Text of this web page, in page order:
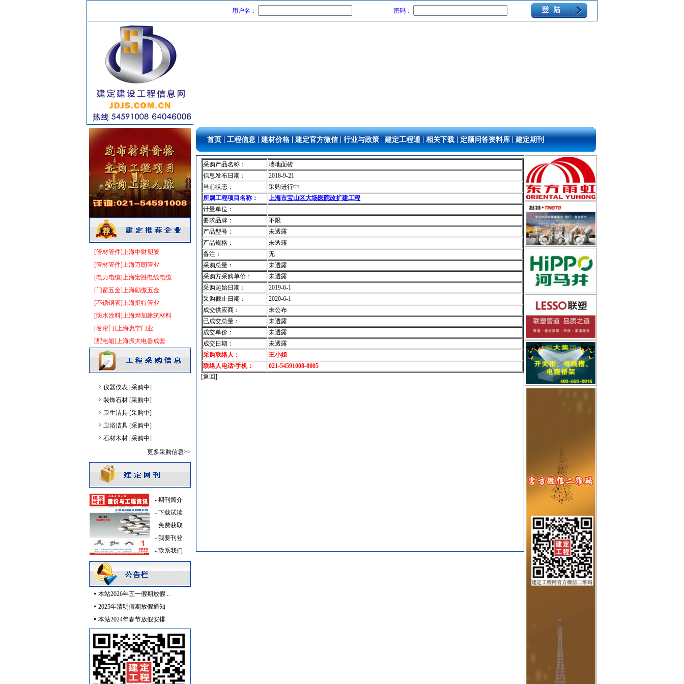
用户名： 密码：
[管材管件]上海中财塑胶
[管材管件]上海万朗管业
[电力电缆]上海宏胜电线电缆
[门窗五金]上海励傲五金
[不锈钢管]上海挺特管业
[防水涂料]上海烨加建筑材料
[卷帘门]上海惠宁门业
[配电箱]上海振大电器成套
防水防腐 [采购中]
书桌家具景观绿化
电线电缆 [采购中]
防雷接地 [采购中]
管材管件 [采购中]
消防工程 [采购中]
石材木材 [采购中]
供水设备 [采购中]
PVC窗帘 [采购中]
卫生洁具 [采购中]
及各种防火器材 [采购中]
家具饰材 [采购中]
室内给排水 [采购中]
抛光砖石 [采购中]
消防水泵接合器 [采购中]
二头隔栅射灯 [采购中]
油漆涂料 [采购中]
空调设备 [采购中]
管材管件 [采购中]
门窗玻璃 [采购中]
管材管件 [采购中]
低压电器 [采购中]
门窗玻璃 [采购中]
陶瓷制品 [采购中]
外墙装饰 [采购中]
陶瓷制品 [采购中]
高级地砖 [采购中]
工控电器 [采购中]
仪器仪表 [采购中]
装饰石材 [采购中]
卫生洁具 [采购中]
卫浴洁具 [采购中]
石材木材 [采购中]
稳压泵
[采购中]
变频给水设备 [采购中]
铝扣版 [采购中]
消防设施 [采购中]
防水防腐 [采购中]
墙地面砖 [采购中]
吸顶灯 [采购中]
消防泵 [采购中]
光源灯具 [采购中]
高压电器 [采购中]
防水防腐 [采购中]
玻璃幕墙 [采购中]
书桌家具景观绿化 [采购中]
电线电缆 [采购中]
更多采购信息>>
- 期刊简介
- 下载试读
- 免费获取
- 我要刊登
- 联系我们
本站2026年五一假期放假...
2025年清明假期放假通知
本站2024年春节放假安排
首页 工程信息 建材价格 建定官方微信 行业与政策 建定工程通 相关下载 定额问答资料库 建定期刊
采购产品名称：
墙地面砖
信息发布日期：
2018-9-21
当前状态：
采购进行中
所属工程项目名称：
上海市宝山区大场医院改扩建工程
计量单位：
要求品牌：
不限
产品型号：
未透露
产品规格：
未透露
备注：
无
采购总量：
未透露
采购方采购单价：
未透露
采购起始日期：
2019-6-1
采购截止日期：
2020-6-1
成交供应商：
未公布
已成交总量：
未透露
成交单价：
未透露
成交日期：
未透露
采购联络人：
王小姐
联络人电话/手机：
021-54591008-8005
[返回]